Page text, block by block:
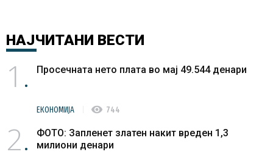
НАЈЧИТАНИ ВЕСТИ
1 Просечната нето плата во мај 49.544 денари
ЕКОНОМИЈА visibility 744
2
ФОТО: Запленет златен накит вреден 1,3
милиони денари